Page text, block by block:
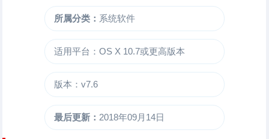
所属分类： 系统软件
适用平台：OS X 10.7或更高版本
版本：v7.6
最后更新： 2018年09月14日